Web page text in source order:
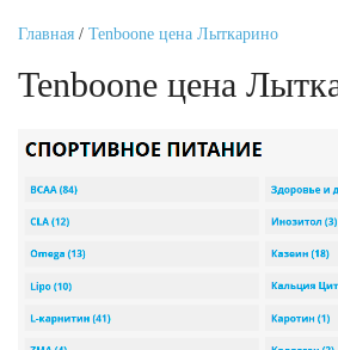
Главная / Tenboone цена Лыткарино
Tenboone цена